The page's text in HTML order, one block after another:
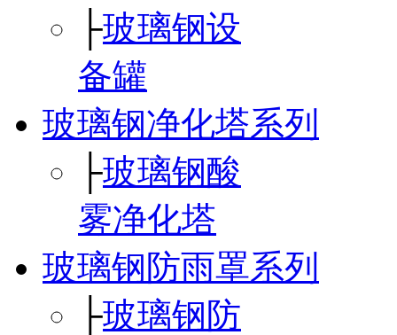
├玻璃钢设
备罐
玻璃钢净化塔系列
├玻璃钢酸
雾净化塔
玻璃钢防雨罩系列
├玻璃钢防